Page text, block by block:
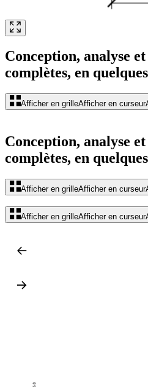
Conception, analyse
complètes, en
Afficher en grilleAfficher en curseur
Conception, analyse
complètes, en
Afficher en grilleAfficher en curseur
Afficher en grilleAfficher en curseur